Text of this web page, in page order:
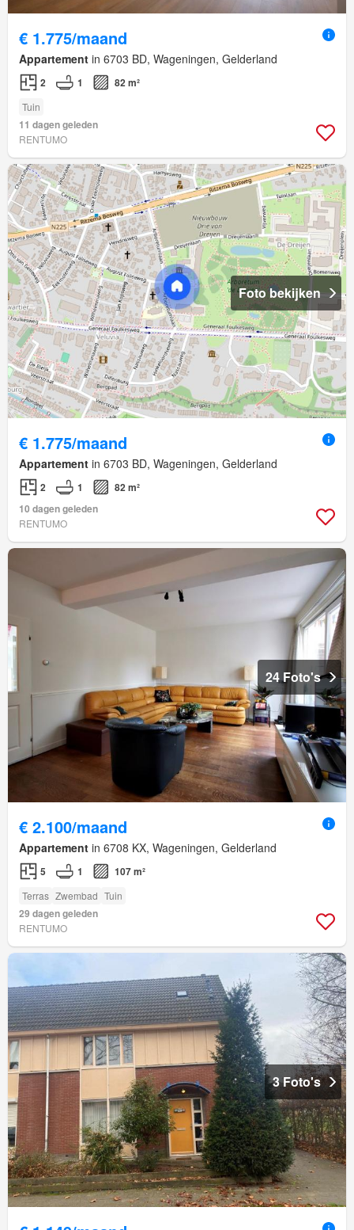
€ 1.775/maand
Appartement in 6703 BD, Wageningen, Gelderland
2 1 82 m²
Tuin
11 dagen geleden
RENTUMO
Foto bekijken
€ 1.775/maand
Appartement in 6703 BD, Wageningen, Gelderland
2 1
82 m²
10 dagen geleden
RENTUMO
24 Foto's
€ 2.100/maand
Appartement in 6708 KX, Wageningen, Gelderland
5 1 107 m²
Terras Zwembad Tuin
29 dagen geleden
RENTUMO
3 Foto's